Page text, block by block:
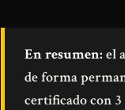
En resumen: el
de forma
certificado con 3